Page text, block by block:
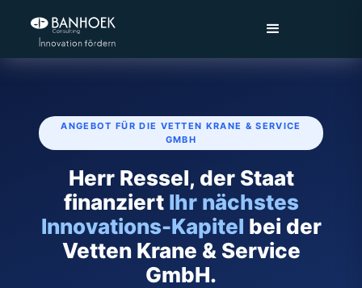
ANGEBOT FÜR DIE VETTEN KRANE & SERVICE
GMBH
Herr Ressel, der Staat
finanziert Ihr nächstes
Innovations-Kapitel bei der
Vetten Krane & Service
GmbH.